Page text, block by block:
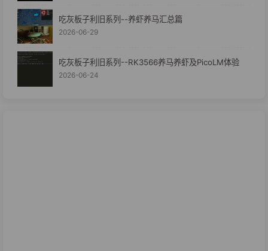
吃灰板子利旧系列--养虾养马汇总篇
2026-06-29
吃灰板子利旧系列--RK3566养马养虾及PicoLM体验
2026-06-24